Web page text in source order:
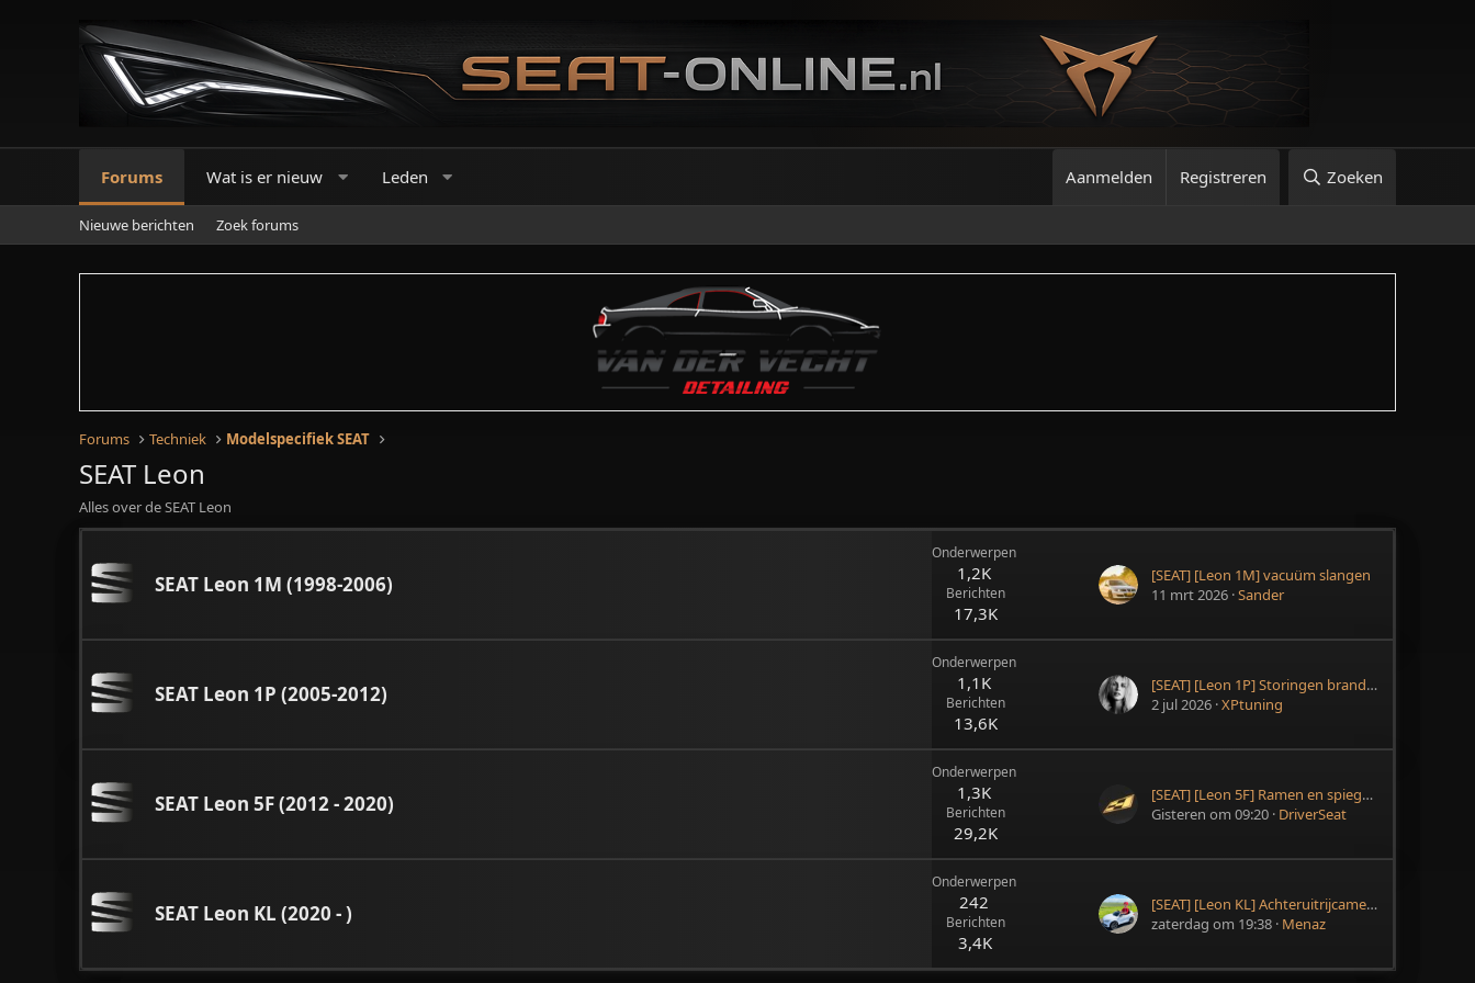
Forums Wat is er nieuw Leden Aanmelden Registreren Zoeken
Nieuwe berichten Zoek forums
Forums Techniek Modelspecifiek SEAT
SEAT Leon
Alles over de SEAT Leon
SEAT Leon 1M (1998-2006)
Onderwerpen
1,2K
Berichten
17,3K
[SEAT] [Leon 1M] vacuüm slangen
11 mrt 2026 Sander
SEAT Leon 1P (2005-2012)
Onderwerpen
1,1K
Berichten
13,6K
[SEAT] [Leon 1P] Storingen brandstofontluchting
2 jul 2026 XPtuning
SEAT Leon 5F (2012 - 2020)
Onderwerpen
1,3K
Berichten
29,2K
[SEAT] [Leon 5F] Ramen en spiegels inleren
Gisteren om 09:20 DriverSeat
SEAT Leon KL (2020 - )
Onderwerpen
242
Berichten
3,4K
[SEAT] [Leon KL] Achteruitrijcamera eruit gevallen
zaterdag om 19:38 Menaz